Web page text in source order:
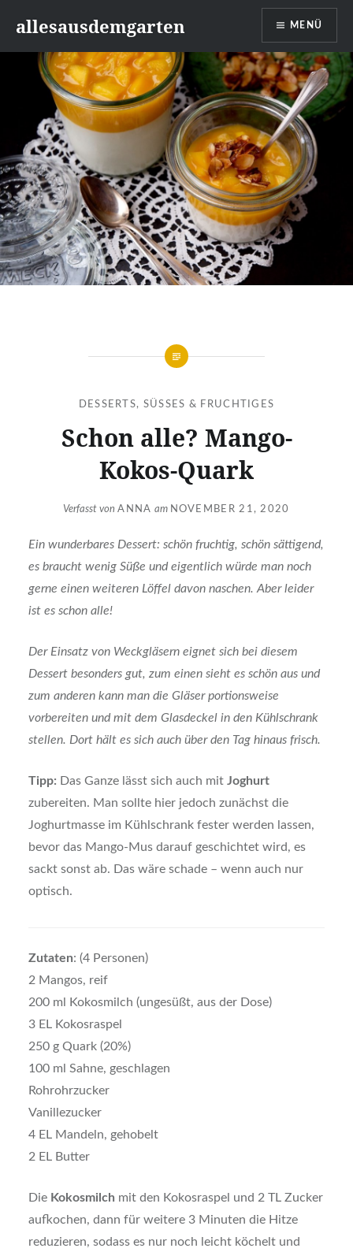
Inhaltallesausdemgarten MENÜ
DESSERTS, SÜSSES & FRUCHTIGES
Schon alle? Mango-
Kokos-Quark
Verfasst vonANNA am NOVEMBER 21, 2020
Ein wunderbares Dessert: schön fruchtig, schön sättigend,
es braucht wenig Süße und eigentlich würde man noch
gerne einen weiteren Löffel davon naschen. Aber leider
ist es schon alle!
Der Einsatz von Weckgläsern eignet sich bei diesem
Dessert besonders gut, zum einen sieht es schön aus und
zum anderen kann man die Gläser portionsweise
vorbereiten und mit dem Glasdeckel in den Kühlschrank
stellen. Dort hält es sich auch über den Tag hinaus frisch.
Tipp: Das Ganze lässt sich auch mit Joghurt
zubereiten. Man sollte hier jedoch zunächst die
Joghurtmasse im Kühlschrank fester werden lassen,
bevor das Mango-Mus darauf geschichtet wird, es
sackt sonst ab. Das wäre schade – wenn auch nur
optisch.
Zutaten: (4 Personen)
2 Mangos, reif
200 ml Kokosmilch (ungesüßt, aus der Dose)
3 EL Kokosraspel
250 g Quark (20%)
100 ml Sahne, geschlagen
Rohrohrzucker
Vanillezucker
4 EL Mandeln, gehobelt
2 EL Butter
Die Kokosmilch mit den Kokosraspel und 2 TL Zucker
aufkochen, dann für weitere 3 Minuten die Hitze
reduzieren, sodass es nur noch leicht köchelt und